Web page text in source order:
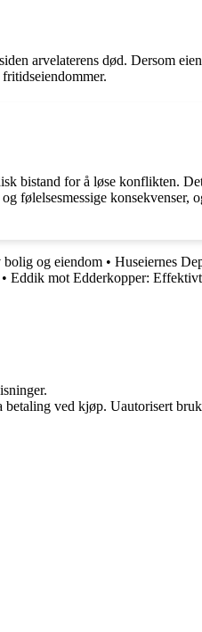
arvelaterens død. Dersom
bistand for å løse konflikten.
følelsesmessige konsekvenser,
bolig og eiendom • Huseiernes
• Eddik mot Edderkopper:
betaling ved kjøp. Uautorisert